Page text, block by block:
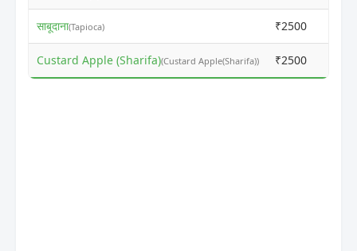
साबूदाना(Tapioca) ₹2500
Custard Apple (Sharifa)(Custard Apple(Sharifa)) ₹2500